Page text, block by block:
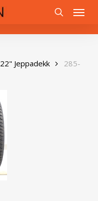
Menu
22" Jeppadekk
285-